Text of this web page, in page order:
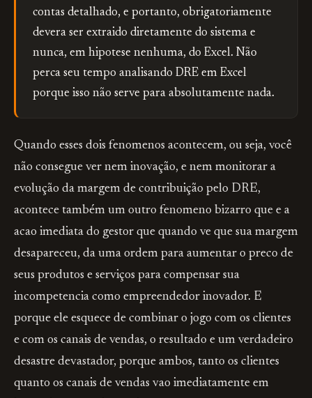
contas detalhado, e portanto, obrigatoriamente
devera ser extraido diretamente do sistema e
nunca, em hipotese nenhuma, do Excel. Não
perca seu tempo analisando DRE em Excel
porque isso não serve para absolutamente nada.
Quando esses dois fenomenos acontecem, ou seja, você
não consegue ver nem inovação, e nem monitorar a
evolução da margem de contribuição pelo DRE,
acontece também um outro fenomeno bizarro que e a
acao imediata do gestor que quando ve que sua margem
desapareceu, da uma ordem para aumentar o preco de
seus produtos e serviços para compensar sua
incompetencia como empreendedor inovador. E
porque ele esquece de combinar o jogo com os clientes
e com os canais de vendas, o resultado e um verdadeiro
desastre devastador, porque ambos, tanto os clientes
quanto os canais de vendas vao imediatamente em